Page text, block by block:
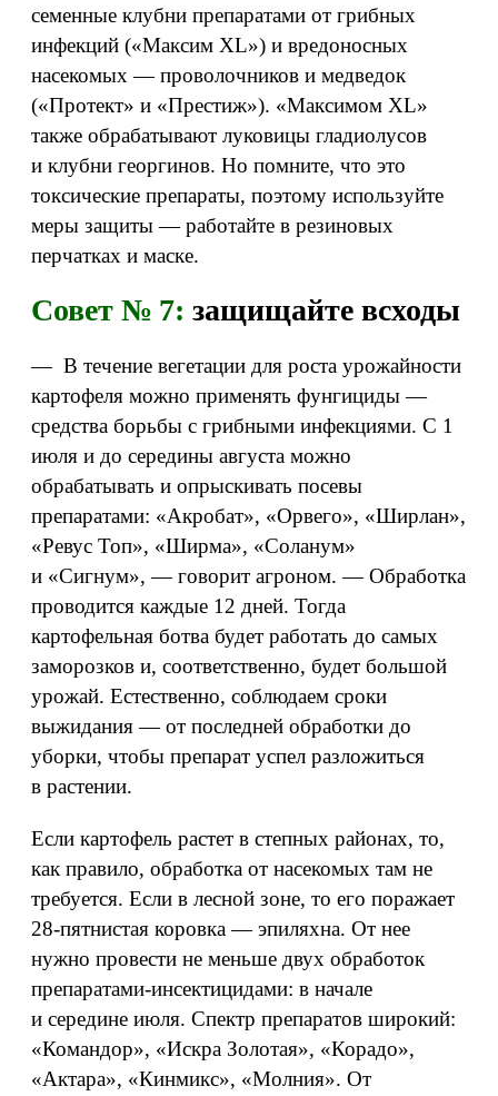
семенные клубни препаратами от грибных
инфекций («Максим XL») и вредоносных
насекомых — проволочников и медведок
(«Протект» и «Престиж»). «Максимом XL»
также обрабатывают луковицы гладиолусов
и клубни георгинов. Но помните, что это
токсические препараты, поэтому используйте
меры защиты — работайте в резиновых
перчатках и маске.
Совет № 7: защищайте всходы
— В течение вегетации для роста урожайности
картофеля можно применять фунгициды —
средства борьбы с грибными инфекциями. С 1
июля и до середины августа можно
обрабатывать и опрыскивать посевы
препаратами: «Акробат», «Орвего», «Ширлан»,
«Ревус Топ», «Ширма», «Соланум»
и «Сигнум», — говорит агроном. — Обработка
проводится каждые 12 дней. Тогда
картофельная ботва будет работать до самых
заморозков и, соответственно, будет большой
урожай. Естественно, соблюдаем сроки
выжидания — от последней обработки до
уборки, чтобы препарат успел разложиться
в растении.
Если картофель растет в степных районах, то,
как правило, обработка от насекомых там не
требуется. Если в лесной зоне, то его поражает
28‑пятнистая коровка — эпиляхна. От нее
нужно провести не меньше двух обработок
препаратами-инсектицидами: в начале
и середине июля. Спектр препаратов широкий:
«Командор», «Искра Золотая», «Корадо»,
«Актара», «Кинмикс», «Молния». От